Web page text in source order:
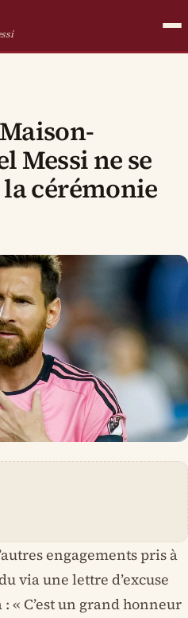
Messi ne se
la cérémonie
engagements pris à
via une lettre d’excuse
« C’est un grand honneur